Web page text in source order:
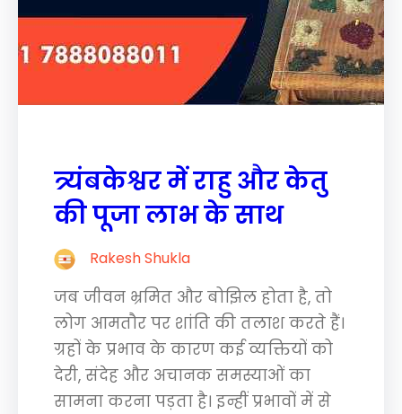
त्र्यंबकेश्वर में राहु और केतु
की पूजा लाभ के साथ
Rakesh Shukla
जब जीवन भ्रमित और बोझिल होता है, तो
लोग आमतौर पर शांति की तलाश करते हैं।
ग्रहों के प्रभाव के कारण कई व्यक्तियों को
देरी, संदेह और अचानक समस्याओं का
सामना करना पड़ता है। इन्हीं प्रभावों में से